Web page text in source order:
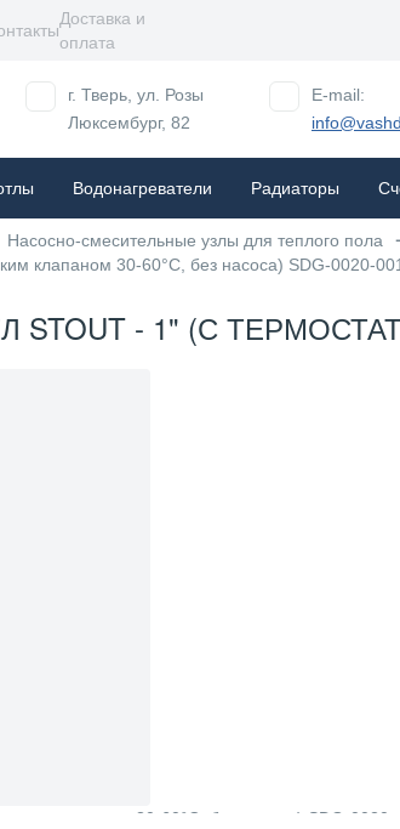
Доставка и
оплата
г. Тверь, ул. Розы
Люксембург, 82
E-mail:
Водонагреватели Радиаторы
Насосно-смесительные узлы для теплого пола
клапаном 30-60°C, без насоса) SDG-0020-
- 1" (С